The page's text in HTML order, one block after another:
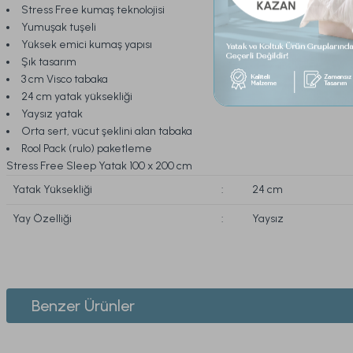
Stress Free kumaş teknolojisi
Yumuşak tuşeli
Yüksek emici kumaş yapısı
Şık tasarım
3 cm Visco tabaka
24 cm yatak yüksekliği
Yaysız yatak
Orta sert, vücut şeklini alan tabaka
Rool Pack (rulo) paketleme
Stress Free Sleep Yatak 100 x 200 cm
Yatak Yüksekliği
: 24 cm
Yay Özelliği : Yaysız
Ürün resmi kalitesiz, bozuk veya görüntülenemiyor.
Benzer Ürünler